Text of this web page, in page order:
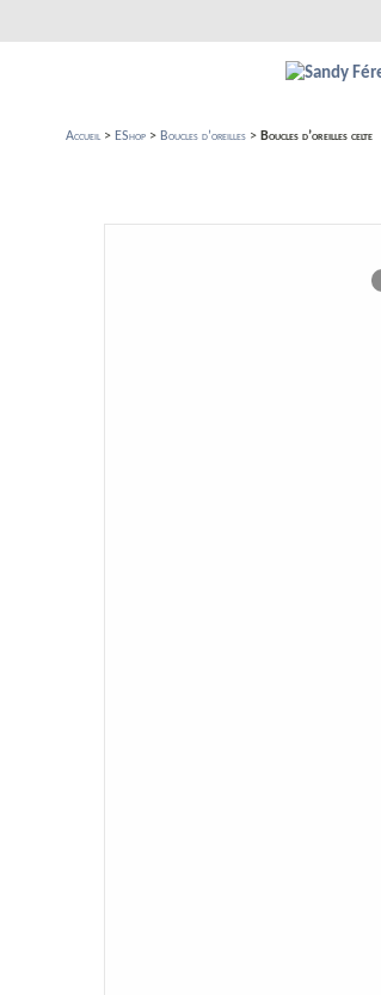
Accueil > EShop > Boucles d’oreilles > Boucles d’oreilles celte